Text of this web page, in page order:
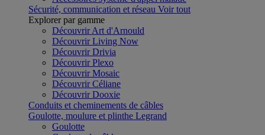
Sécurité, communication et réseau Voir tout
Explorer par gamme
Découvrir Art d'Arnould
Découvrir Living Now
Découvrir Drivia
Découvrir Plexo
Découvrir Mosaic
Découvrir Céliane
Découvrir Dooxie
Conduits et cheminements de câbles
Goulotte, moulure et plinthe Legrand
Goulotte